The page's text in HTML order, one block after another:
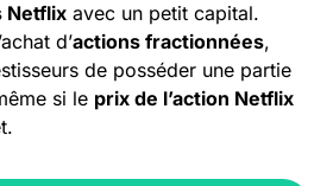
Netflix avec un petit capital.
d’actions fractionnées,
de posséder une partie
si le prix de l’action Netflix